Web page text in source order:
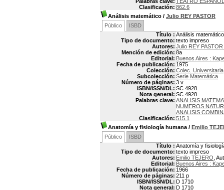
Clasificación: 862.6
Análisis matemático / Julio REY PASTOR
Público
ISBD
Título : Análisis matemático
Tipo de documento: texto impreso
Autores: Julio REY
Mención de edición: 8a
Editorial: Buenos Aires :
Fecha de publicación: 1975
Colección: Colec. Universitaria
Subcolección: Serie Matemática
Número de páginas: 3 v
ISBN/ISSN/DL: SC 4928
Nota general: SC 4928
Palabras clave: ANALISIS
NUMEROS
ANALISIS
Clasificación: 515.1
Anatomía y fisiología humana / Emilio
Público
ISBD
Título : Anatomía y
Tipo de documento: texto impreso
Autores: Emilio TEJERO ,
Editorial: Buenos Aires :
Fecha de publicación: 1966
Número de páginas: 211 p
ISBN/ISSN/DL: D 1710
Nota general: D 1710